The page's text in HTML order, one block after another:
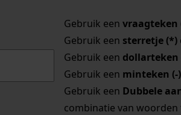
Gebruik een vraagteken
Gebruik een sterretje (*)
Gebruik een dollarteken
Gebruik een minteken (-)
Gebruik een Dubbele
combinatie van woorden